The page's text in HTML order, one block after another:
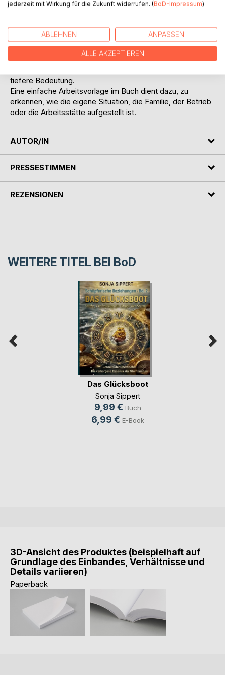
in der Gemeinschaft einnimmt.
dein Sternzeichen deinen Platz und die schöpferischen
Beziehungen, die deine Wege und Lebenspläne
unterstützen. Im kosmischen Zusammenhang zeigt sich,
dass wir alle miteinander verbunden sind. Wenn wir uns
tiefere Bedeutung.
Eine einfache Arbeitsvorlage im Buch dient dazu, zu
erkennen, wie die eigene Situation, die Familie, der Betrieb
oder die Arbeitsstätte aufgestellt ist.
AUTOR/IN
PRESSESTIMMEN
REZENSIONEN
WEITERE TITEL BEI BoD
Das Glücksboot
Sonja Sippert
9,99 € Buch
6,99 € E-Book
3D-Ansicht des Produktes (beispielhaft auf
Grundlage des Einbandes, Verhältnisse und
Details variieren)
Paperback
jederzeit mit Wirkung für die Zukunft widerrufen. (BoD-Impressum)
ABLEHNEN ANPASSEN
ALLE AKZEPTIEREN